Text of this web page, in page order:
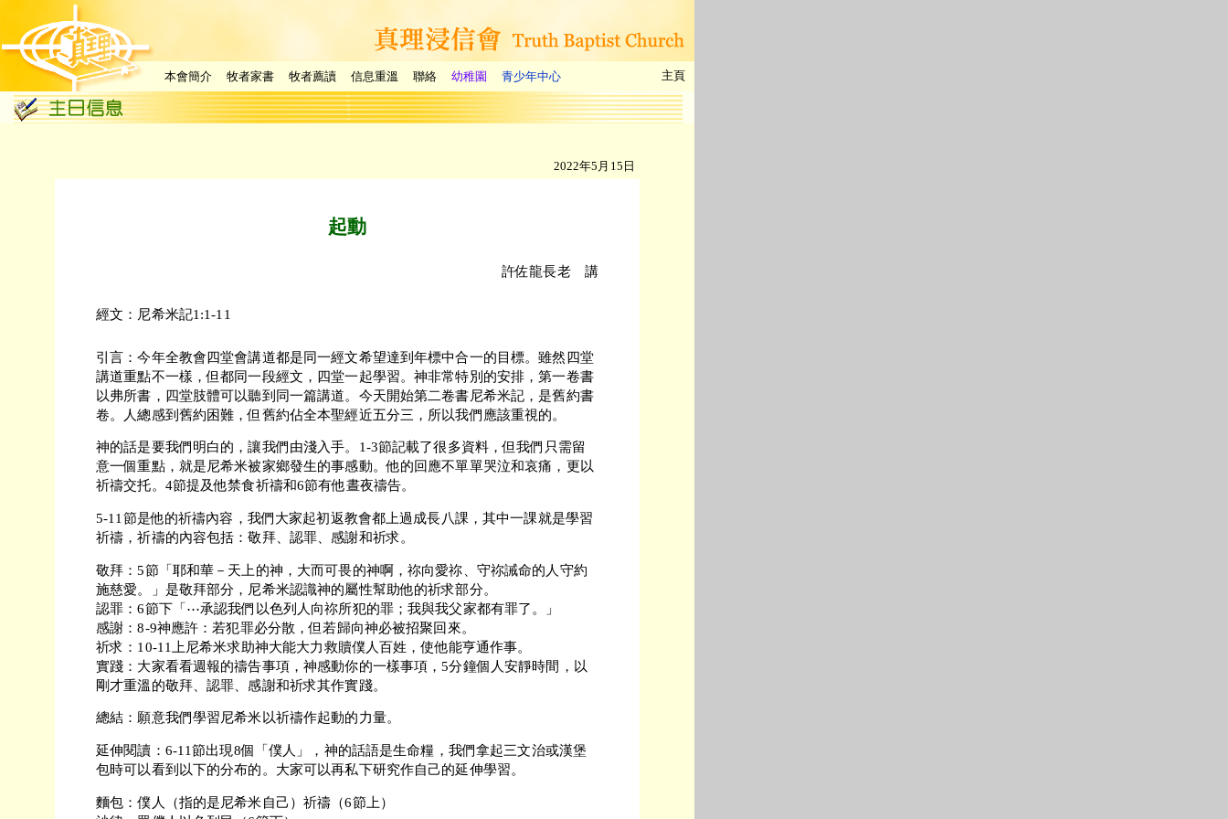
本會簡介 牧者家書 牧者薦讀 信息重溫 聯絡 幼稚園 青少年中心 主頁
2022年5月15日
起動
許佐龍長老 講
經文：尼希米記1:1-11
引言：今年全教會四堂會講道都是同一經文希望達到年標中合一的目標。雖然四堂
講道重點不一樣，但都同一段經文，四堂一起學習。神非常特別的安排，第一卷書
以弗所書，四堂肢體可以聽到同一篇講道。今天開始第二卷書尼希米記，是舊約書
卷。人總感到舊約困難，但舊約佔全本聖經近五分三，所以我們應該重視的。
神的話是要我們明白的，讓我們由淺入手。1-3節記載了很多資料，但我們只需留
意一個重點，就是尼希米被家鄉發生的事感動。他的回應不單單哭泣和哀痛，更以
祈禱交托。4節提及他禁食祈禱和6節有他晝夜禱告。
5-11節是他的祈禱內容，我們大家起初返教會都上過成長八課，其中一課就是學習
祈禱，祈禱的內容包括：敬拜、認罪、感謝和祈求。
敬拜：5節「耶和華－天上的神，大而可畏的神啊，祢向愛祢、守祢誡命的人守約
施慈愛。」是敬拜部分，尼希米認識神的屬性幫助他的祈求部分。
認罪：6節下「⋯承認我們以色列人向祢所犯的罪；我與我父家都有罪了。」
感謝：8-9神應許：若犯罪必分散，但若歸向神必被招聚回來。
祈求：10-11上尼希米求助神大能大力救贖僕人百姓，使他能亨通作事。
實踐：大家看看週報的禱告事項，神感動你的一樣事項，5分鐘個人安靜時間，以
剛才重溫的敬拜、認罪、感謝和祈求其作實踐。
總結：願意我們學習尼希米以祈禱作起動的力量。
延伸閱讀：6-11節出現8個「僕人」，神的話語是生命糧，我們拿起三文治或漢堡
包時可以看到以下的分布的。大家可以再私下研究作自己的延伸學習。
麵包：僕人（指的是尼希米自己）祈禱（6節上）